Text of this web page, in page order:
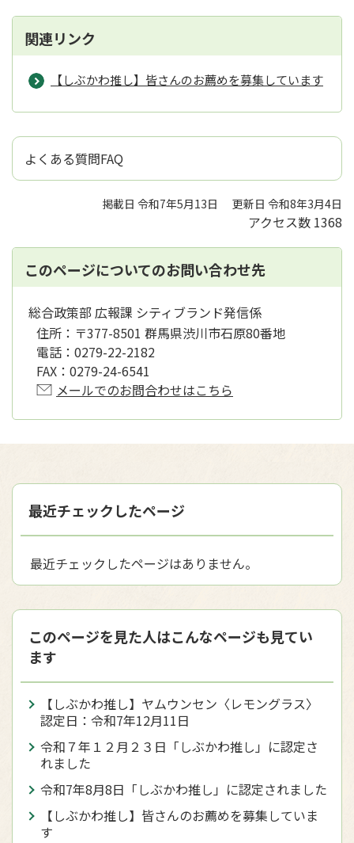
関連リンク
【しぶかわ推し】皆さんのお薦めを募集しています
よくある質問FAQ
掲載日 令和7年5月13日 更新日 令和8年3月4日
アクセス数 1368
このページについてのお問い合わせ先
総合政策部 広報課 シティブランド発信係
住所： 〒377-8501 群馬県渋川市石原80番地
電話： 0279-22-2182
FAX： 0279-24-6541
メールでのお問合わせはこちら
最近チェックしたページ
最近チェックしたページはありません。
このページを見た人はこんなページも見てい
ます
【しぶかわ推し】ヤムウンセン〈レモングラス〉
認定日：令和7年12月11日
令和７年１２月２３日「しぶかわ推し」に認定さ
れました
令和7年8月8日「しぶかわ推し」に認定されました
【しぶかわ推し】皆さんのお薦めを募集していま
す